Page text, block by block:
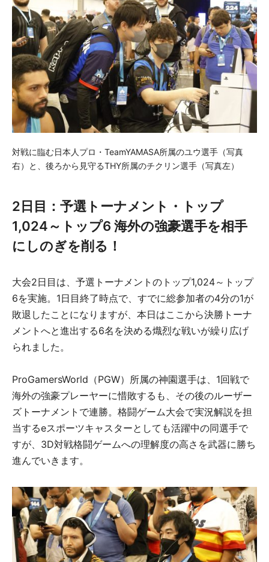
対戦に臨む日本人プロ・TeamYAMASA所属のユウ選手（写真
右）と、後ろから見守るTHY所属のチクリン選手（写真左）
2日目：予選トーナメント・トップ
1,024～トップ6 海外の強豪選手を相手
にしのぎを削る！
大会2日目は、予選トーナメントのトップ1,024～トップ
6を実施。1日目終了時点で、すでに総参加者の4分の1が
敗退したことになりますが、本日はここから決勝トーナ
メントへと進出する6名を決める熾烈な戦いが繰り広げ
られました。
ProGamersWorld（PGW）所属の神園選手は、1回戦で
海外の強豪プレーヤーに惜敗するも、その後のルーザー
ズトーナメントで連勝。格闘ゲーム大会で実況解説を担
当するeスポーツキャスターとしても活躍中の同選手で
すが、3D対戦格闘ゲームへの理解度の高さを武器に勝ち
進んでいきます。